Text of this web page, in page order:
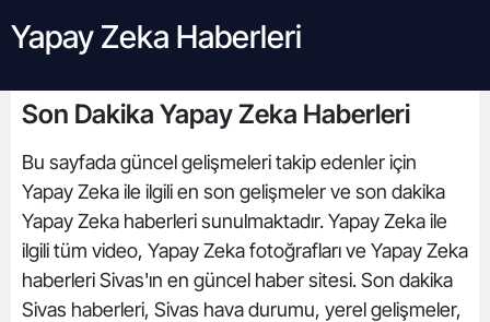
Yapay Zeka Haberleri
Son Dakika Yapay Zeka Haberleri
Bu sayfada güncel gelişmeleri takip edenler için
Yapay Zeka ile ilgili en son gelişmeler ve son dakika
Yapay Zeka haberleri sunulmaktadır. Yapay Zeka ile
ilgili tüm video, Yapay Zeka fotoğrafları ve Yapay Zeka
haberleri Sivas'ın en güncel haber sitesi. Son dakika
Sivas haberleri, Sivas hava durumu, yerel gelişmeler,